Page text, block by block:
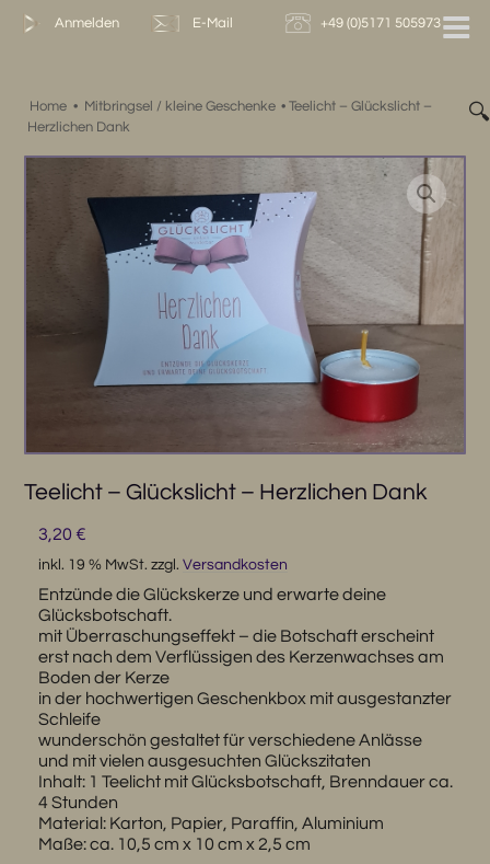
Zum
Anmelden E-Mail +49 (0)5171 505973
Home • Mitbringsel / kleine Geschenke •Teelicht – Glückslicht –
Herzlichen Dank
🔍
Teelicht – Glückslicht – Herzlichen Dank
3,20 €
inkl. 19 % MwSt. zzgl. Versandkosten
Entzünde die Glückskerze und erwarte deine
Glücksbotschaft.
mit Überraschungseffekt – die Botschaft erscheint
erst nach dem Verflüssigen des Kerzenwachses am
Boden der Kerze
in der hochwertigen Geschenkbox mit ausgestanzter
Schleife
wunderschön gestaltet für verschiedene Anlässe
und mit vielen ausgesuchten Glückszitaten
Inhalt: 1 Teelicht mit Glücksbotschaft, Brenndauer ca.
4 Stunden
Material: Karton, Papier, Paraffin, Aluminium
Maße: ca. 10,5 cm x 10 cm x 2,5 cm